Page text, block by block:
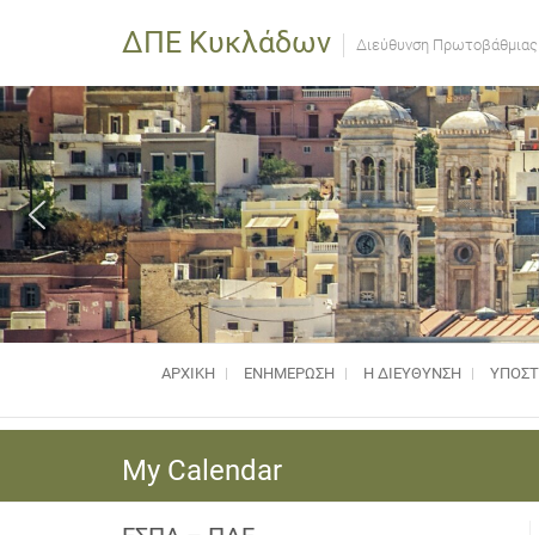
ΔΠΕ Κυκλάδων Διεύθυνση
ΑΡΧΙΚΗ ΕΝΗΜΈΡΩΣΗ Η ΔΙΕΥΘΥΝΣΗ
My Calendar